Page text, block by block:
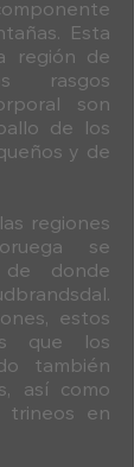
Esta
región de
rasgos
son
de los
y de
regiones
se
donde
estos
que los
también
así como
trineos en